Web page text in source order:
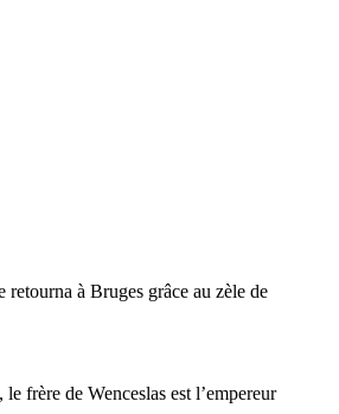
à Bruges grâce au zèle de
frère de Wenceslas est l’empereur